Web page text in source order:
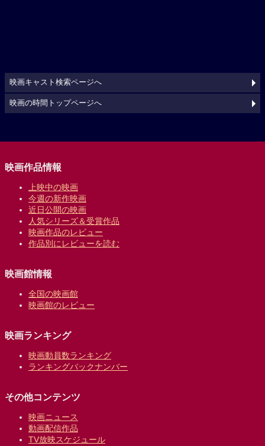
映画キャスト検索ページへ
映画の時間トップページへ
映画作品情報
上映中の映画
今週の新作映画
近日公開の映画
人気シリーズ＆受賞作品
映画作品のレビュー
作品別にレビューを読む
映画館情報
全国の映画館
映画館のレビュー
映画ランキング
映画動員数ランキング
ランキングバックナンバー
その他コンテンツ
映画ニュース
動画配信作品
TV放映スケジュール